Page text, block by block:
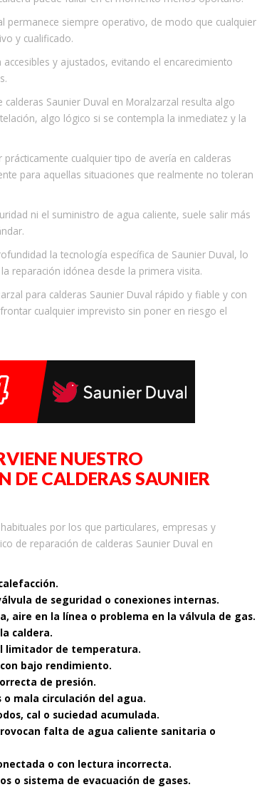
permanece siempre operativo, de modo que cualquier
y cualificado.
y ajustados, evitando el encarecimiento
Saunier Duval en Moralzarzal resulta algo
algo lógico si se contempla la inmediatez y la
cualquier tipo de avería en calderas
para aquellas situaciones que realmente no toleran
ni el suministro de agua caliente, suele salir más
la tecnología específica de Saunier Duval, lo
reparación idónea desde la primera visita.
para calderas Saunier Duval rápido y fiable y con
cualquier imprevisto sin poner en riesgo el
NUESTRO
DE CALDERAS SAUNIER
por los que particulares, empresas y
de reparación de calderas Saunier Duval en
de seguridad o conexiones internas.
aire en la línea o problema en la válvula de gas.
caldera.
limitador de temperatura.
bajo rendimiento.
de presión.
mala circulación del agua.
cal o suciedad acumulada.
falta de agua caliente sanitaria o
o con lectura incorrecta.
o sistema de evacuación de gases.